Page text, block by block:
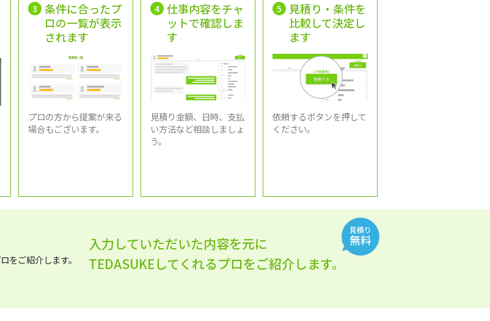
3
条件に合ったプ
ロの一覧が表示
されます
プロの方から提案が来る
場合もございます。
4 仕事内容をチャ
ットで確認しま
す
見積り金額、日時、支払
い方法など相談しましょ
う。
5
見積り・条件を
比較して決定し
ます
依頼するボタンを押して
ください。
入力していただいた内容を元に
TEDASUKEしてくれるプロをご紹介します。
見積り
無料